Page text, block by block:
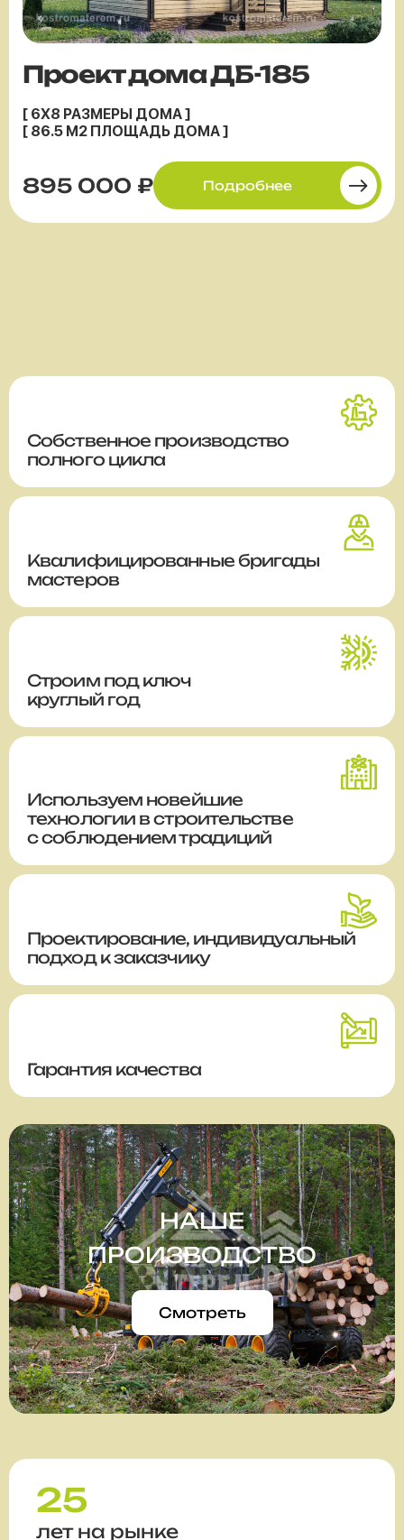
Проект дома ДБ-185
[ 6X8 РАЗМЕРЫ ДОМА ]
[ 86.5 М2 ПЛОЩАДЬ ДОМА ]
895 000 ₽ Подробнее
Собственное производство
полного цикла
Квалифицированные бригады
мастеров
Строим под ключ
круглый год
Используем новейшие
технологии в строительстве
с соблюдением традиций
Проектирование, индивидуальный
подход к заказчику
Гарантия качества
НАШЕ
ПРОИЗВОДСТВО
Смотреть
25
лет на рынке